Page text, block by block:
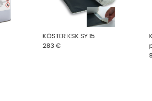
KÖSTER KSK SY 15
283 €